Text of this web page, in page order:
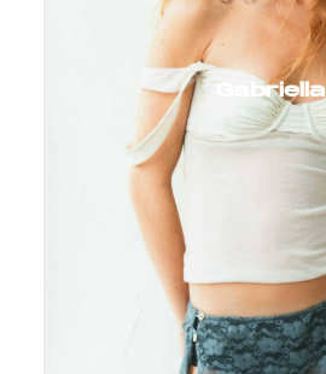
Gabriella